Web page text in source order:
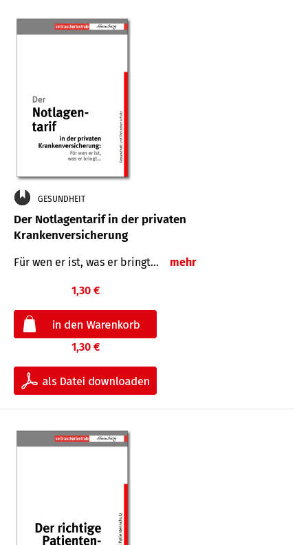
GESUNDHEIT
Der Notlagentarif in der privaten
Krankenversicherung
Für wen er ist, was er bringt… mehr
1,30 €
1,30 €